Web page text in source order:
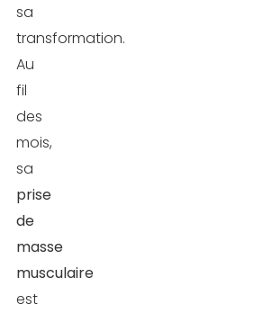
sa
transformation.
Au
fil
des
mois,
sa
prise
de
masse
musculaire
est